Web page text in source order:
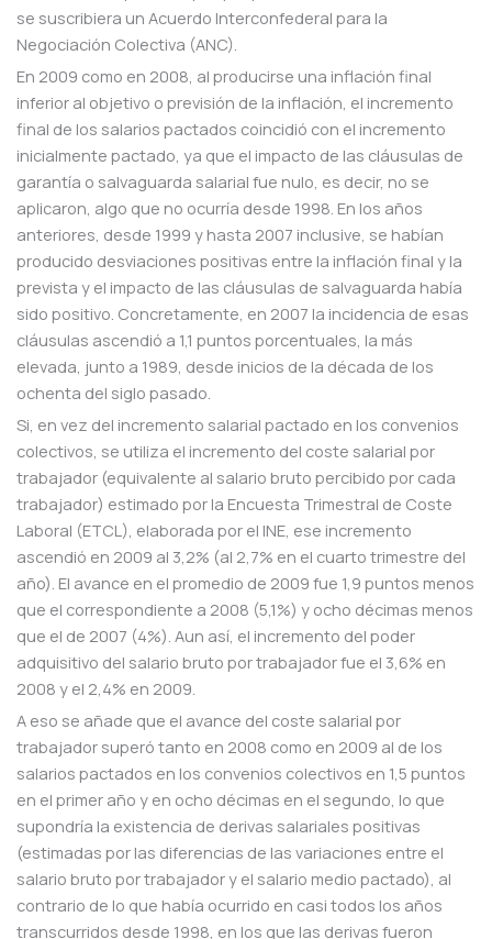
se suscribiera un Acuerdo Interconfederal para la
Negociación Colectiva (ANC).
En 2009 como en 2008, al producirse una inflación final
inferior al objetivo o previsión de la inflación, el incremento
final de los salarios pactados coincidió con el incremento
inicialmente pactado, ya que el impacto de las cláusulas de
garantía o salvaguarda salarial fue nulo, es decir, no se
aplicaron, algo que no ocurría desde 1998. En los años
anteriores, desde 1999 y hasta 2007 inclusive, se habían
producido desviaciones positivas entre la inflación final y la
prevista y el impacto de las cláusulas de salvaguarda había
sido positivo. Concretamente, en 2007 la incidencia de esas
cláusulas ascendió a 1,1 puntos porcentuales, la más
elevada, junto a 1989, desde inicios de la década de los
ochenta del siglo pasado.
Si, en vez del incremento salarial pactado en los convenios
colectivos, se utiliza el incremento del coste salarial por
trabajador (equivalente al salario bruto percibido por cada
trabajador) estimado por la Encuesta Trimestral de Coste
Laboral (ETCL), elaborada por el INE, ese incremento
ascendió en 2009 al 3,2% (al 2,7% en el cuarto trimestre del
año). El avance en el promedio de 2009 fue 1,9 puntos menos
que el correspondiente a 2008 (5,1%) y ocho décimas menos
que el de 2007 (4%). Aun así, el incremento del poder
adquisitivo del salario bruto por trabajador fue el 3,6% en
2008 y el 2,4% en 2009.
A eso se añade que el avance del coste salarial por
trabajador superó tanto en 2008 como en 2009 al de los
salarios pactados en los convenios colectivos en 1,5 puntos
en el primer año y en ocho décimas en el segundo, lo que
supondría la existencia de derivas salariales positivas
(estimadas por las diferencias de las variaciones entre el
salario bruto por trabajador y el salario medio pactado), al
contrario de lo que había ocurrido en casi todos los años
transcurridos desde 1998, en los que las derivas fueron